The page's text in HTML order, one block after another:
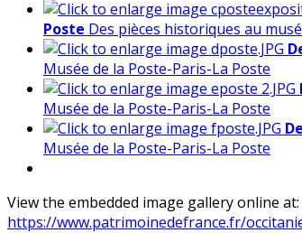
Poste Des pièces historiques au
Musée de la Poste-Paris-La Poste
Musée de la Poste-Paris-La Poste
Musée de la Poste-Paris-La Poste
View the embedded image gallery online at:
https://www.patrimoinedefrance.fr/